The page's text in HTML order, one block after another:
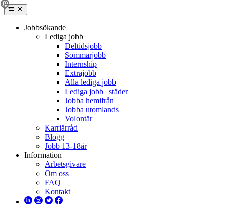
Jobbsökande
Lediga jobb
Deltidsjobb
Sommarjobb
Internship
Extrajobb
Alla lediga jobb
Lediga jobb | städer
Jobba hemifrån
Jobba utomlands
Volontär
Karriärråd
Blogg
Jobb 13-18år
Information
Arbetsgivare
Om oss
FAQ
Kontakt